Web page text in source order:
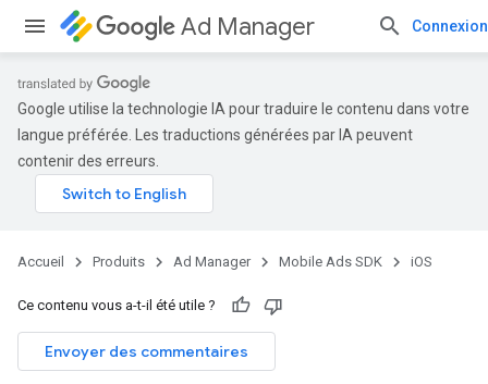
Ad Manager Connexion
Google utilise la technologie IA pour traduire le contenu dans votre
langue préférée. Les traductions générées par IA peuvent
contenir des erreurs.
Accueil Produits Ad Manager Mobile Ads SDK iOS
Ce contenu vous a-t-il été utile ?
Envoyer des commentaires